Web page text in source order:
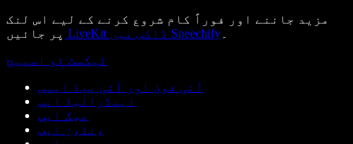
مزید جاننے اور فوراً کام شروع کرنے کے لیے اس لنک
پر جائیں
LiveKit ڈاکس میں Speechify
ٹیکسٹ ٹو اسپیچ
آئی فون اور آئی پیڈ ایپس
اینڈرائیڈ ایپ
میک ایپ
ونڈوز ایپ